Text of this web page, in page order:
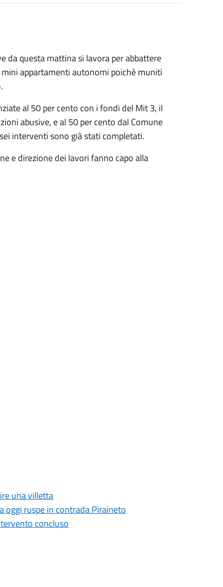
da questa mattina si lavora per abbattere
appartamenti autonomi poichè muniti
al 50 per cento con i fondi del Mit 3, il
abusive, e al 50 per cento dal Comune
interventi sono già stati completati.
e direzione dei lavori fanno capo alla
una villetta
oggi ruspe in contrada Piraineto
concluso